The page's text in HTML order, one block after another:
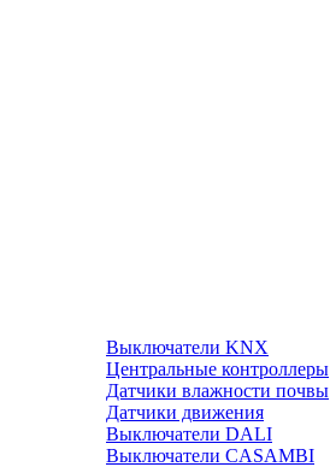
Выключатели KNX
Центральные контроллеры
Датчики влажности почвы
Датчики движения
Выключатели DALI
Выключатели CASAMBI